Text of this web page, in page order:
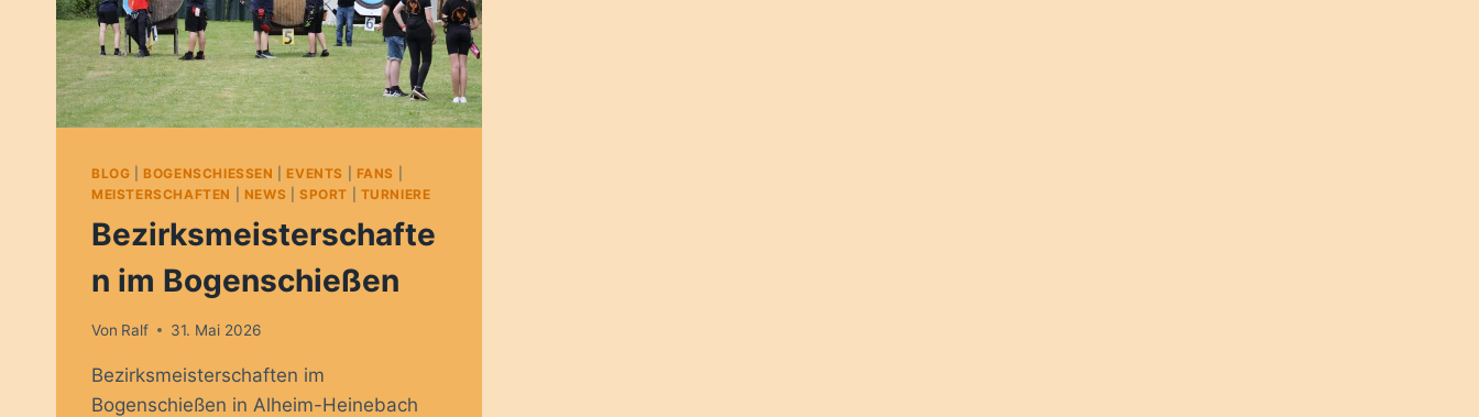
BLOG |BOGENSCHIESSEN |EVENTS FANS
MEISTERSCHAFTEN
NEWS SPORT TURNIERE
Bezirksmeisterschafte
n im Bogenschießen
Von Ralf 31. Mai 2026
Bezirksmeisterschaften im
Bogenschießen in Alheim-Heinebach